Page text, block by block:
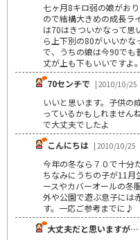
七ヶ月8キロ弱の娘がお
ので結構大きめの成長ラ
は70はきついかなって思
ら上下別の80がいいかな
で、うちの娘は今90でも
丈が上も下もいいですよ
70センチで | 2010/10/25
いいと思います。子供の
っているかもしれません
で大丈夫でしたよ
こんにちは | 2010/10/25
今年の冬なら７０で十分
ちなみにうちの子が11月
ースやカバーオールの冬
外や公園で遊ぶ息子には
す。一応ご参考までに♪
大丈夫だと思いますが…